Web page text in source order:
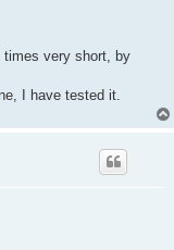
times very short, by
I have tested it.